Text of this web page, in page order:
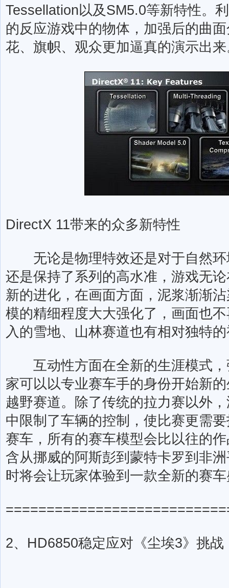
Tessellation以及SM5.0等新特性。
的反应游戏中的物体，加强后的曲
花、旗帜、观众更加逼真的演示出
DirectX 11带来的众多新特性
无论是物理特效还是对于自然环
还是保持了系列的高水准，游戏无
新的进化，在画面方面，泥浆渐渐
模的精细程度大大强化了，画面也
入的雪地、山林赛道也有相对独特
互动性方面在全新的生涯模式，
家可以以专业赛车手的身份开始新
越野赛道。除了传统的拉力赛以外
中限制了车辆的控制，使比赛更需
赛车，所有的赛车模型会比以往的
含从挪威的阿斯彭到蒙特卡罗到非
时将会让玩家体验到一款全新的赛
2、HD6850稳定应对《尘埃3》挑战